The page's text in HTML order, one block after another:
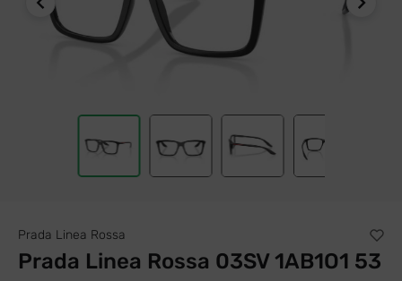
Prada Linea Rossa
Prada Linea Rossa 03SV 1AB1O1 53